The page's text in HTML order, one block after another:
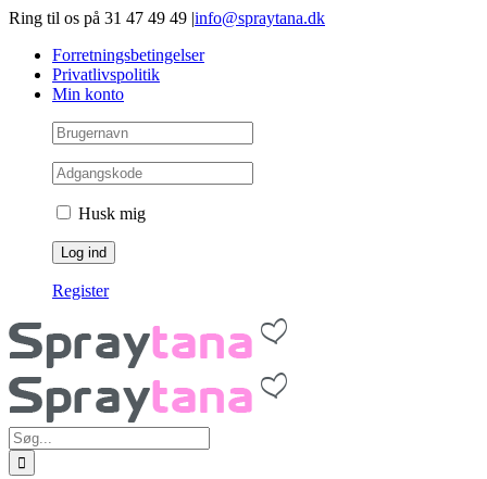
Gå
indhold
Ring til os på 31 47 49 49 |info@spraytana.dk
Forretningsbetingelser
Privatlivspolitik
Min konto
Husk mig
Register
Søg
efter: